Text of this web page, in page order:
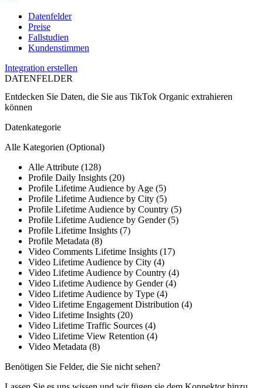
Datenfelder
Preise
Fallstudien
Kundenstimmen
Integration erstellen
DATENFELDER
Entdecken Sie Daten, die Sie aus TikTok Organic extrahieren
können
Datenkategorie
Alle Kategorien (Optional)
Alle Attribute (128)
Profile Daily Insights (20)
Profile Lifetime Audience by Age (5)
Profile Lifetime Audience by City (5)
Profile Lifetime Audience by Country (5)
Profile Lifetime Audience by Gender (5)
Profile Lifetime Insights (7)
Profile Metadata (8)
Video Comments Lifetime Insights (17)
Video Lifetime Audience by City (4)
Video Lifetime Audience by Country (4)
Video Lifetime Audience by Gender (4)
Video Lifetime Audience by Type (4)
Video Lifetime Engagement Distribution (4)
Video Lifetime Insights (20)
Video Lifetime Traffic Sources (4)
Video Lifetime View Retention (4)
Video Metadata (8)
Benötigen Sie Felder, die Sie nicht sehen?